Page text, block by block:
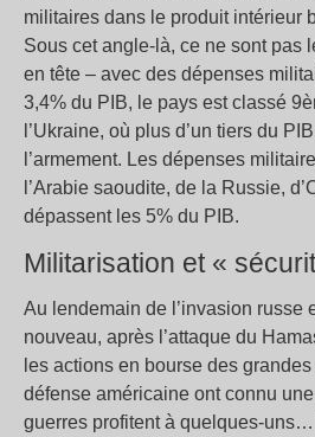
militaires dans le produit intérieur
Sous cet angle-là, ce ne sont pas
en tête – avec des dépenses
3,4% du PIB, le pays est classé
l’Ukraine, où plus d’un tiers du
l’armement. Les dépenses
l’Arabie saoudite, de la Russie,
dépassent les 5% du PIB.
Militarisation et «
Au lendemain de l’invasion russe
nouveau, après l’attaque du
les actions en bourse des
défense américaine ont connu
guerres profitent à quelques-uns…